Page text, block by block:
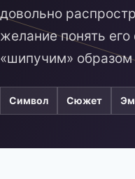
довольно
желание понять
«шипучим»
Символ Сюжет